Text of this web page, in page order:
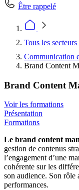
Être rappelé
Tous les
Communication
Brand Content
Brand Content
Voir les formations
Présentation
Formations
Le brand content
gestion de contenus
l’engagement d’une
cohérente sur les
son audience. Son
performances.